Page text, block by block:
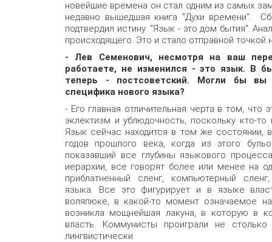
новейшие времена он стал одним из самых
недавно вышедшая книга "Духи времени".
подтвердил истину: "Язык - это дом бытия".
происходящего. Это и стало отправной точкой
- Лев Семенович, несмотря на ваш
работаете, не изменился - это язык. В
теперь - постсоветский. Могли бы вы
специфика нового языка?
- Его главная отличительная черта в том,
эклектизм и ублюдочность, поскольку кто-
Язык сейчас находится в том же состоянии,
годов прошлого века, когда из этого
показавший все глубины языкового
иерархии, все говорят более или менее на
приблатненный сленг, компьютерный
языка. Все это фигурирует и в языке
воляпюке, в какой-то момент означаемое
возникла мощнейшая лакуна, в которую в
власть. Коммунисты проиграли не
лингвистически.